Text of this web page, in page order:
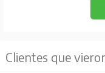
Rango de medición
Excelente
Clientes que